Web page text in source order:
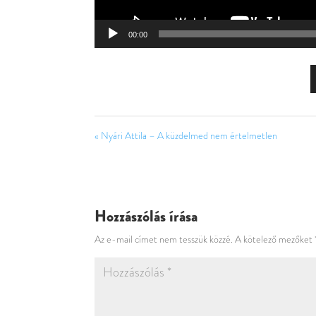
00:00
« Nyári Attila – A küzdelmed nem értelmetlen
Hozzászólás írása
Az e-mail címet nem tesszük közzé. A kötelező mezőket